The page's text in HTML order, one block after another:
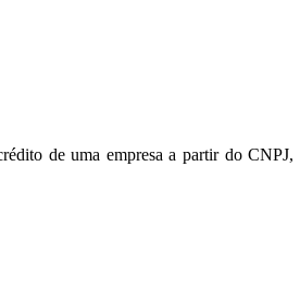
de uma empresa a partir do CNPJ,